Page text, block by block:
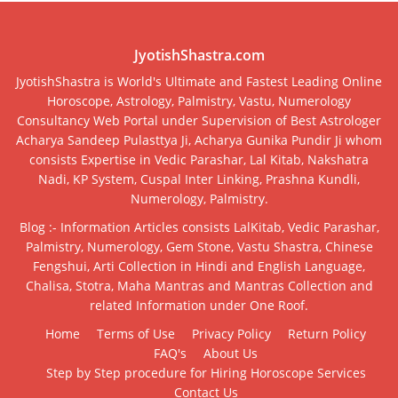
JyotishShastra.com
JyotishShastra is World's Ultimate and Fastest Leading Online
Horoscope, Astrology, Palmistry, Vastu, Numerology
Consultancy Web Portal under Supervision of Best Astrologer
Acharya Sandeep Pulasttya Ji, Acharya Gunika Pundir Ji whom
consists Expertise in Vedic Parashar, Lal Kitab, Nakshatra
Nadi, KP System, Cuspal Inter Linking, Prashna Kundli,
Numerology, Palmistry.
Blog :- Information Articles consists LalKitab, Vedic Parashar,
Palmistry, Numerology, Gem Stone, Vastu Shastra, Chinese
Fengshui, Arti Collection in Hindi and English Language,
Chalisa, Stotra, Maha Mantras and Mantras Collection and
related Information under One Roof.
Home
Terms of Use Privacy Policy
Return Policy
FAQ's
About Us
Step by Step procedure for Hiring Horoscope Services
Contact Us